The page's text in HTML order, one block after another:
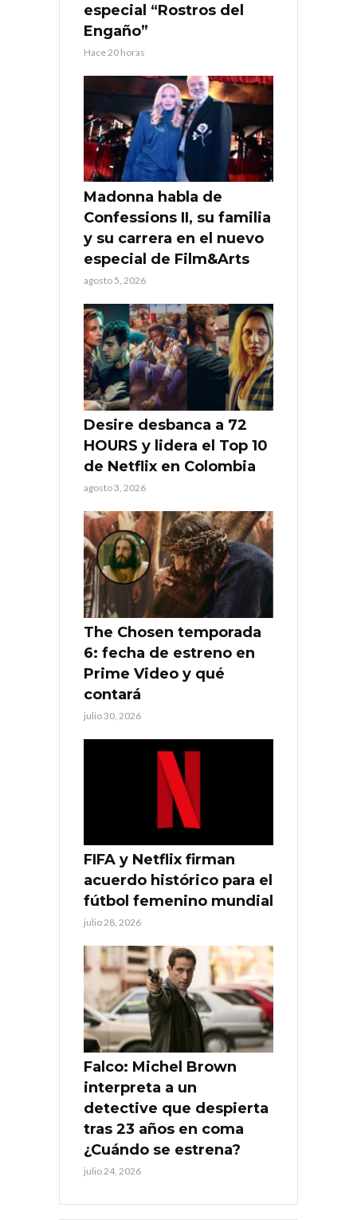
especial “Rostros del
Engaño”
Hace 20 horas
Madonna habla de
Confessions II, su familia
y su carrera en el nuevo
especial de Film&Arts
agosto 5, 2026
Desire desbanca a 72
HOURS y lidera el Top 10
de Netflix en Colombia
agosto 3, 2026
The Chosen temporada
6: fecha de estreno en
Prime Video y qué
contará
julio 30, 2026
FIFA y Netflix firman
acuerdo histórico para el
fútbol femenino mundial
julio 28, 2026
Falco: Michel Brown
interpreta a un
detective que despierta
tras 23 años en coma
¿Cuándo se estrena?
julio 24, 2026